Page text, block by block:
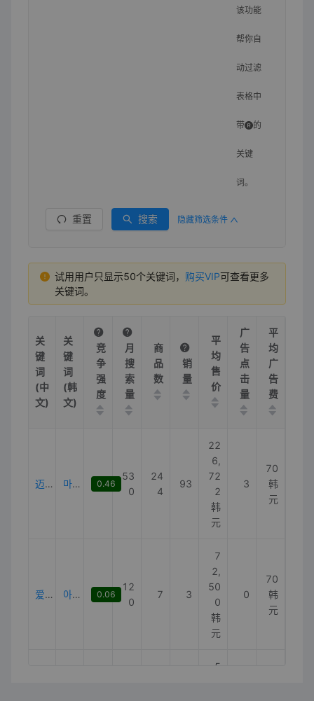
该功能
帮你自
动过滤
表格中
带 的
关键
词。
重置 搜索 隐藏筛选条件
试用用户只显示50个关键词， 购买VIP可查看更多
关键词。
关
键
词
(中
文)
关
键
词
(韩
文)
竞
争
强
度
月
搜
索
量
商
品
数
销
量
平
均
售
价
广
告
点
击
量
平
均
广
告
费
迈克尔·杰克逊lp 마이클잭슨lp 0.46
53
0
24
4
93
22
6,
72
2
韩
元
3
70
韩
元
爱猫lp 아이묭lp 0.06
12
0
7 3
7
2,
50
0
韩
元
0
70
韩
元
5